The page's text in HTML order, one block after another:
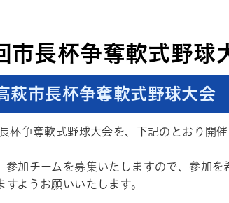
市長杯争奪軟式野球
萩市長杯争奪軟式野球大会
杯争奪軟式野球大会を、下記のとおり開催
参加チームを募集いたしますので、参加
すようお願いいたします。